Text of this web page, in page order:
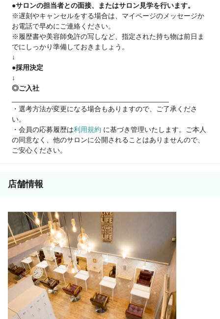
Q.業務委託制度がよく分かっていないです…
A.確定申告サポートもあり、簡単・安全の独自システムを導入
何か困った時には税理士サポートもあります
Q.病気やトラブルなど何かあった時の収入面って…?
A.スタイリストケア制度をご用意
（出産・育児・病気での休業にともなう保障や、結婚の応援金
を支給）※一定条件あり
☝だから安心！
当社は2021年11月19日よりグロース市場へ上場
安心・安全の上場企業サロン
※現時点で美容室経営企業での上場企業は『6社』のみ
ください！
●サロンの担当者との面接、またはサロン見学を行います。
※遅刻やキャンセルをする場合は、マイページのメッセージか
お電話で早めにご連絡ください。
※履歴書や美容師免許の写しなど、指定された持ち物は前日ま
でにしっかり準備しておきましょう。
↓
●採用決定
↓
◎ご入社
・選考方法が変更になる場合もありますので、ご了承くださ
い。
・会員の応募履歴は利用規約 に基づき管理いたします。ご本人
の同意なく、他のサロンに公開されることはありませんので、
ご安心ください。
店舗情報